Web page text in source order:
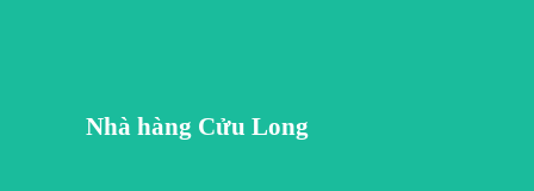
Nhà hàng Cửu Long